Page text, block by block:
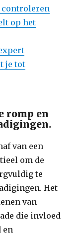
controleren
op het
je tot
romp en
van een
om de
te
Het
van
die invloed
en